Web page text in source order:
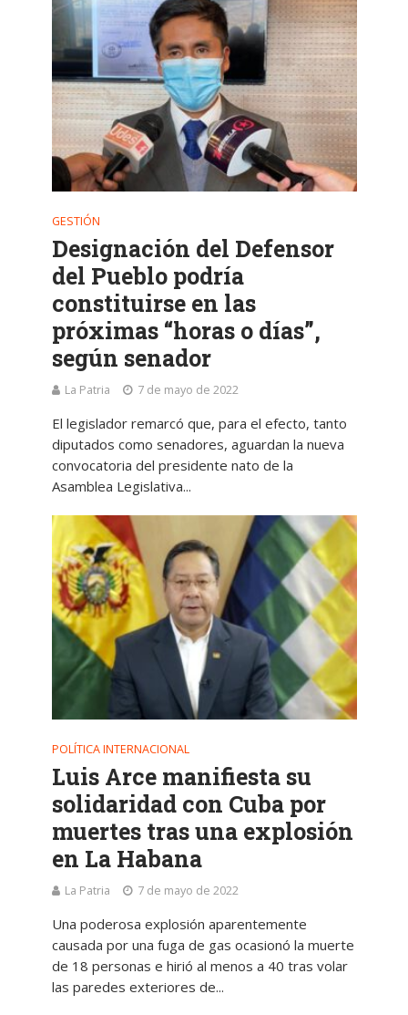
GESTIÓN
Designación del Defensor
del Pueblo podría
constituirse en las
próximas “horas o días”,
según senador
La Patria 7 de mayo de 2022
El legislador remarcó que, para el efecto, tanto
diputados como senadores, aguardan la nueva
convocatoria del presidente nato de la
Asamblea Legislativa...
POLÍTICA INTERNACIONAL
Luis Arce manifiesta su
solidaridad con Cuba por
muertes tras una explosión
en La Habana
La Patria 7 de mayo de 2022
Una poderosa explosión aparentemente
causada por una fuga de gas ocasionó la muerte
de 18 personas e hirió al menos a 40 tras volar
las paredes exteriores de...